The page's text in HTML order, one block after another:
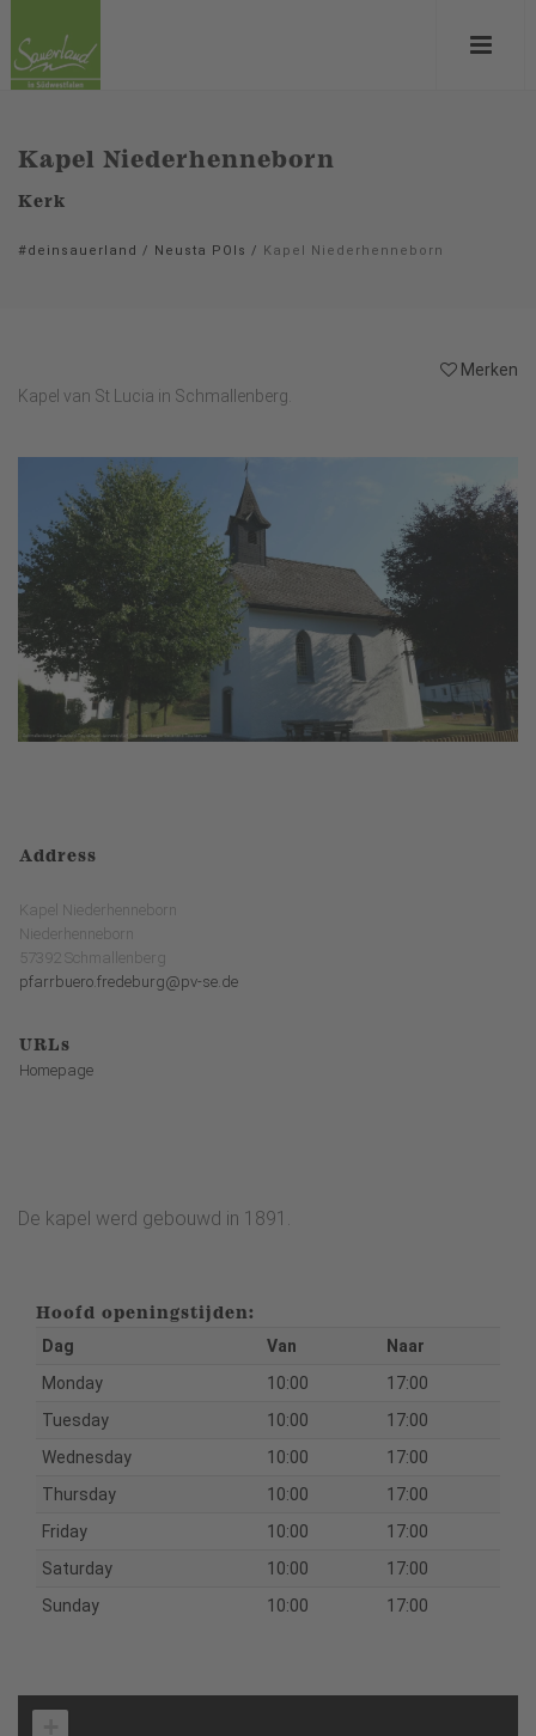
Kapel Niederhenneborn
Kerk
#deinsauerland / Neusta POIs / Kapel Niederhenneborn
Merken
Kapel van St Lucia in Schmallenberg.
Address
Kapel Niederhenneborn
Niederhenneborn
57392 Schmallenberg
pfarrbuero.fredeburg@pv-se.de
URLs
Homepage
De kapel werd gebouwd in 1891.
Hoofd openingstijden:
Dag Van
Naar
Monday
10:00
17:00
Tuesday
10:00
17:00
Wednesday
10:00
17:00
Thursday
10:00
17:00
Friday
10:00
17:00
Saturday
10:00
17:00
Sunday
10:00 17:00